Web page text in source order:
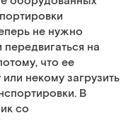
не нужно
на
что ее
некому загрузить
В
со